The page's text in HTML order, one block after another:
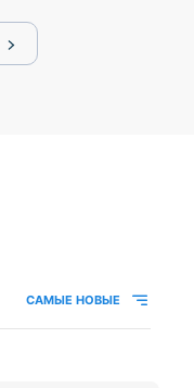
САМЫЕ НОВЫЕ